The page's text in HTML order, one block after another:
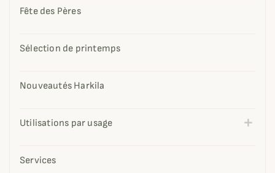
Fête des Pères
Sélection de printemps
Nouveautés Harkila
Utilisations par usage
Services